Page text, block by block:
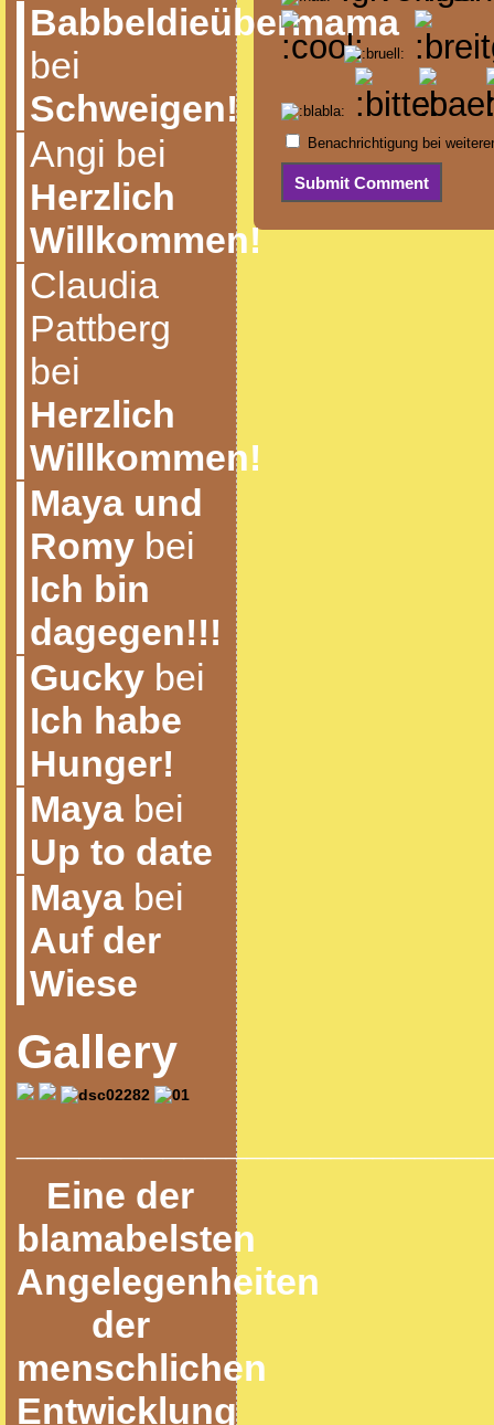
Babbeldieübermama
bei
Schweigen!
Angi bei
Herzlich
Willkommen!
Claudia
Pattberg
bei
Herzlich
Willkommen!
Maya und
Romybei
Ich bin
dagegen!!!
Guckybei
Ich habe
Hunger!
Mayabei
Up to date
Mayabei
Auf der
Wiese
Gallery
Eine der
blamabelsten
Angelegenheiten
der
menschlichen
Entwicklung
Benachrichtigung bei